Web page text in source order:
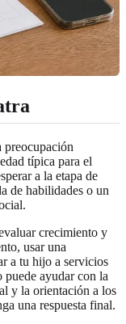
preocupación
típica para el
a la etapa de
de habilidades o un
crecimiento y
usar una
a tu hijo a servicios
ayudar con la
y la orientación a los
una respuesta final.